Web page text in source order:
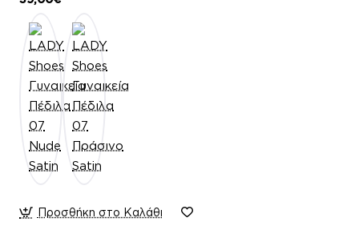
Προσθήκη στο Καλάθι